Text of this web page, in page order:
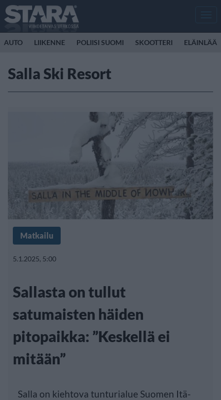
AUTO LIIKENNE POLIISI SUOMI SKOOTTERI
Salla Ski Resort
Matkailu
5.1.2025, 5:00
Sallasta on tullut
satumaisten häiden
pitopaikka: ”Keskellä ei
mitään”
Salla on kiehtova tunturialue Suomen Itä-